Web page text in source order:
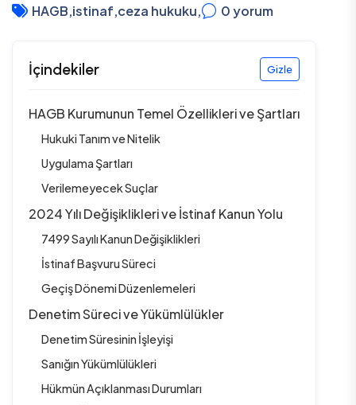
HAGB,istinaf,ceza hukuku, 0yorum
İçindekiler Gizle
HAGB Kurumunun Temel Özellikleri ve Şartları
Hukuki Tanım ve Nitelik
Uygulama Şartları
Verilemeyecek Suçlar
2024 Yılı Değişiklikleri ve İstinaf Kanun Yolu
7499 Sayılı Kanun Değişiklikleri
İstinaf Başvuru Süreci
Geçiş Dönemi Düzenlemeleri
Denetim Süreci ve Yükümlülükler
Denetim Süresinin İşleyişi
Sanığın Yükümlülükleri
Hükmün Açıklanması Durumları